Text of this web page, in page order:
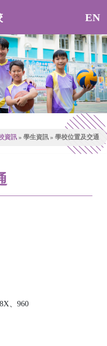
EN
資訊 » 學生資訊 » 學校位置及交通
、960